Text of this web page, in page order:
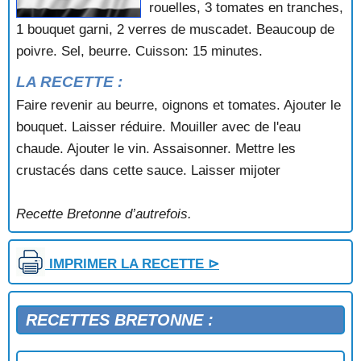
CRABE A LA BRETONNE (Saint-Malo)
CRABE GRATINÉ A LA MODE DE SAINT-MALO
CREVETTES
CREVETTES EN SALADE
FRUITS DE MER EN COQUILLES
GRATIN DE MOULES DU PENTHIEVRE
HOMARD A L'ARMORICAINE (recette 1)
HOMARD A L'ARMORICAINE (recette 2)
HOMARD BRETONNE D'EDOUARD NIGNON (au cari)
HUITRES FARCIES GRATINEES
LANGOUSTINES
LANGOUSTINES A LA QUIMPÉROISE
LES COQUILLES D'ANNE-MARIE (Quimper)
MOULES COEURUES
MOULES GLAS-GWER (Plat chaud ou froid)
MOULES MARINIERES
rouelles, 3 tomates en tranches,
1 bouquet garni, 2 verres de muscadet. Beaucoup de
poivre. Sel, beurre. Cuisson: 15 minutes.
LA RECETTE :
Faire revenir au beurre, oignons et tomates. Ajouter le
bouquet. Laisser réduire. Mouiller avec de l'eau
chaude. Ajouter le vin. Assaisonner. Mettre les
crustacés dans cette sauce. Laisser mijoter
Recette Bretonne d’autrefois.
IMPRIMER LA RECETTE ⊳
RECETTES BRETONNE :